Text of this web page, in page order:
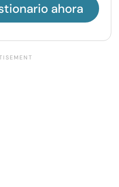
ahora